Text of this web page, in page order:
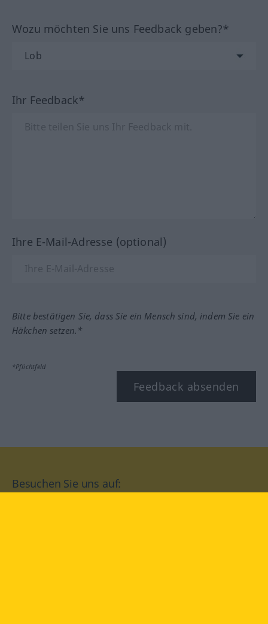
Wozu möchten Sie uns Feedback geben?*
Ihr Feedback*
Ihre E-Mail-Adresse (optional)
Bitte bestätigen Sie, dass Sie ein Mensch sind, indem Sie ein
Häkchen setzen.*
*Pflichtfeld
Feedback absenden
Besuchen Sie uns auf: